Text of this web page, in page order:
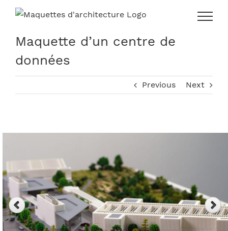
Skip
contentMaquette d’un centre de
données
Previous Next